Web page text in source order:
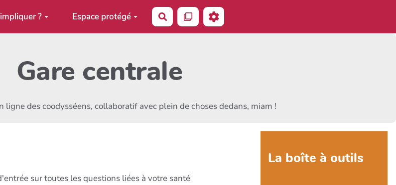
? Espace protégé Rechercher
Gare centrale
ligne des coodysséens, collaboratif avec plein de choses dedans, miam !
sur toutes les questions liées à votre santé
La boîte à outils